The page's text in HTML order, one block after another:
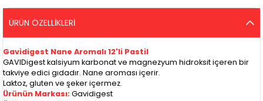
ÜRÜN ÖZELLIKLERI
Gavidigest Nane Aromalı 12'li Pastil
GAVIDigest kalsiyum karbonat ve magnezyum hidroksit içeren bir
takviye edici gıdadır. Nane aroması içerir.
Laktoz, gluten ve şeker içermez.
Ürünün Markası: Gavidigest